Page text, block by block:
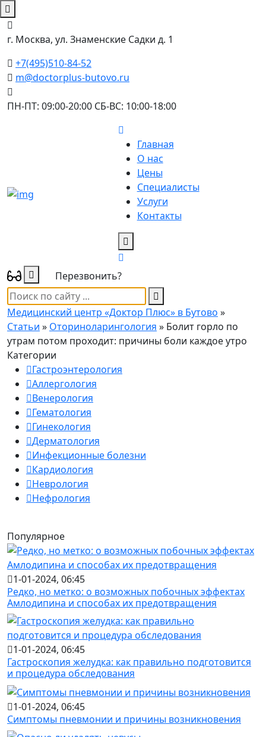
г. Москва, ул. Знаменские Садки д. 1
+7(495)510-84-52
m@doctorplus-butovo.ru
ПН-ПТ: 09:00-20:00 СБ-ВС: 10:00-18:00
Главная
О нас
Цены
Специалисты
Услуги
Контакты
Перезвонить?
Медицинский центр «Доктор Плюс» в Бутово »
Статьи » Оториноларингология » Болит горло по
утрам потом проходит: причины боли каждое утро
Категории
Гастроэнтерология
Аллергология
Венерология
Гематология
Гинекология
Дерматология
Инфекционные болезни
Кардиология
Неврология
Нефрология
Популярное
1-01-2024, 06:45
Редко, но метко: о возможных побочных эффектах
Амлодипина и способах их предотвращения
1-01-2024, 06:45
Гастроскопия желудка: как правильно подготовится
и процедура обследования
1-01-2024, 06:45
Симптомы пневмонии и причины возникновения